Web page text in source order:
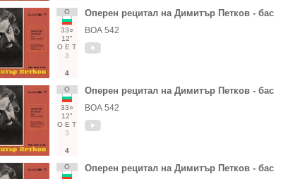
О
33○
12"
О Е Т
3
4
Оперен рецитал на Димитър Петков - бас
ВОА 542
О
33○
12"
О Е Т
3
4
Оперен рецитал на Димитър Петков - бас
ВОА 542
О Оперен рецитал на Димитър Петков - бас